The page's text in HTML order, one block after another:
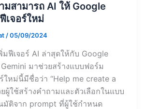
มสามารถ AI ให้ Google
เจอร์ใหม่
/05/09/2024
มฟีเจอร์ AI ล่าสุดให้กับ Google
มาช่วยสร้างแบบฟอร์ม
ใหม่นี้มีชื่อว่า “Help me create a
ผู้ใช้สร้างคำถามและตัวเลือกในแบบ
มัติจาก prompt ที่ผู้ใช้กำหนด